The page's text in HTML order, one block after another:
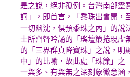
是之說，絕非孤例。台灣南部靈
詞」，即首言，「黍珠出會開，
一切幽沈，俱預黍珠之內」的說
士所齊聲吟誦的「瑤壇簾捲現虛
的「三界群真降寶珠」之說，
中」的比喻，故此處「珠簾」之
一與多、有與無之深刻象徵意涵